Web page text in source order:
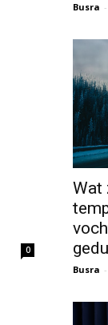
Busra -
0
Wat
Busra -